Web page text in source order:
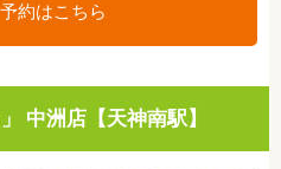
約はこちら
中洲店【天神南駅】